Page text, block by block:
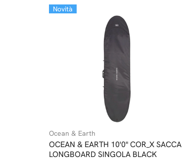
Novità
Ocean & Earth
OCEAN & EARTH 10'0" COR_X SACCA
LONGBOARD SINGOLA BLACK